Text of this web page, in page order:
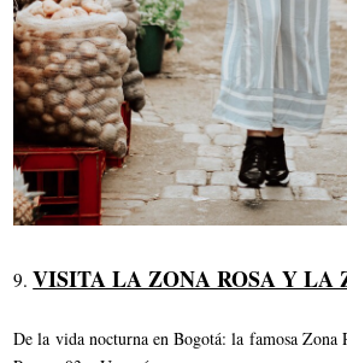
9.VISITA LA ZONA ROSA Y LA
De la vida nocturna en Bogotá: la famosa Zona